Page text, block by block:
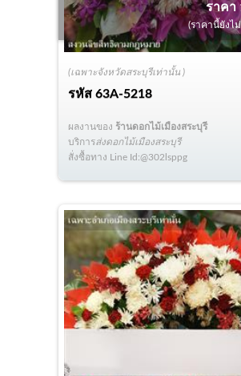
(เฉพาะจังหวัดสระบุรีเท่านั้น )
รหัส63A-5218
ราคา
(ราคานี้ยังไ
ผลงานของ ร้านดอกไม้เมืองสระบุรี
บริการส่งดอกไม้เมืองสระบุรี
สั่งซื้อทาง Line Id:@302lsppg